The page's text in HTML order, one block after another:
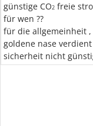
günstige CO2 freie
für wen ??
für die allgemeinheit
goldene nase
sicherheit nicht